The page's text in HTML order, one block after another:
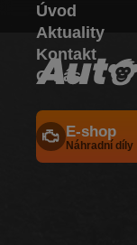
Úvod
Aktuality
Kontakt
O nás
E-shop
Náhradní díly